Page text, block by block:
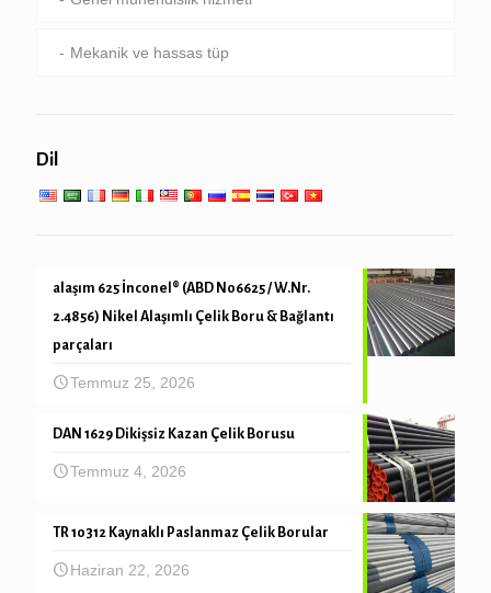
Mekanik ve hassas tüp
Dil
alaşım 625 İnconel® (ABD N06625 / W.Nr.
2.4856) Nikel Alaşımlı Çelik Boru & Bağlantı
parçaları
Temmuz 25, 2026
DAN 1629 Dikişsiz Kazan Çelik Borusu
Temmuz 4, 2026
TR 10312 Kaynaklı Paslanmaz Çelik Borular
Haziran 22, 2026